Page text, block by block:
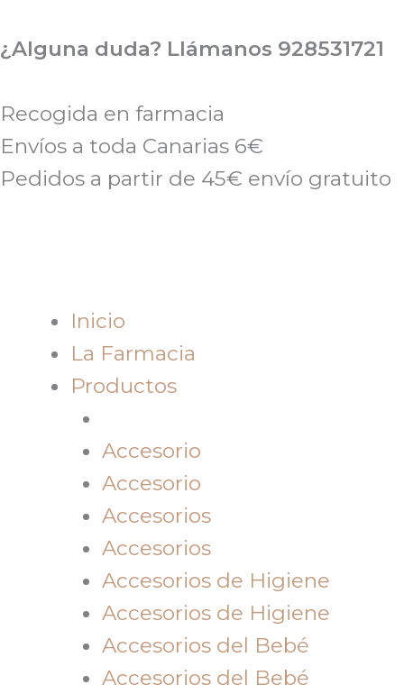
al
¿Alguna duda? Llámanos 928531721
Recogida en farmacia
Envíos a toda Canarias 6€
Pedidos a partir de 45€ envío gratuito
Inicio
La Farmacia
Productos
Accesorio
Accesorio
Accesorios
Accesorios
Accesorios de Higiene
Accesorios de Higiene
Accesorios del Bebé
Accesorios del Bebé